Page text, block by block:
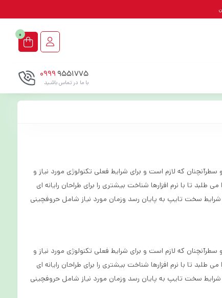
0
9551775
0999
با ما در تماس باشـید
که لازم است و برای شرایط فعلی تکنولوژی مورد نیاز و
تا با نرم افزارها شناخت بیشتری را برای طراحان رایانه ای
سخت تایپ به پایان رسد وزمان مورد نیاز شامل حروفچینی
که لازم است و برای شرایط فعلی تکنولوژی مورد نیاز و
تا با نرم افزارها شناخت بیشتری را برای طراحان رایانه ای
سخت تایپ به پایان رسد وزمان مورد نیاز شامل حروفچینی